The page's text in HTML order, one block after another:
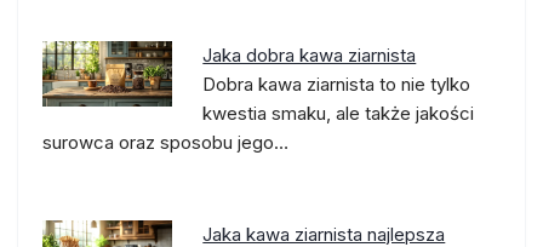
Jaka dobra kawa ziarnista
Dobra kawa ziarnista to nie tylko
kwestia smaku, ale także jakości
surowca oraz sposobu jego…
Jaka kawa ziarnista najlepsza